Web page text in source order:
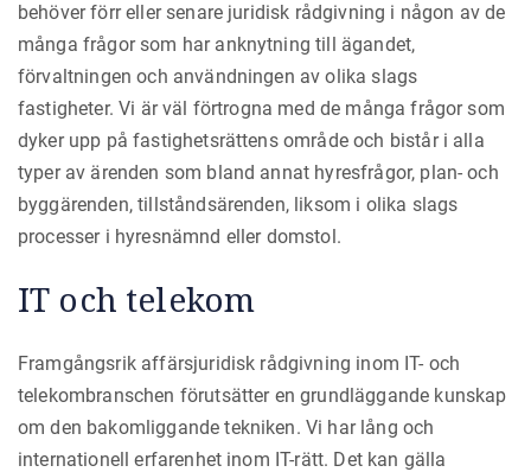
behöver förr eller senare juridisk rådgivning i någon av de
många frågor som har anknytning till ägandet,
förvaltningen och användningen av olika slags
fastigheter. Vi är väl förtrogna med de många frågor som
dyker upp på fastighetsrättens område och bistår i alla
typer av ärenden som bland annat hyresfrågor, plan- och
byggärenden, tillståndsärenden, liksom i olika slags
processer i hyresnämnd eller domstol.
IT och telekom
Framgångsrik affärsjuridisk rådgivning inom IT- och
telekombranschen förutsätter en grundläggande kunskap
om den bakomliggande tekniken. Vi har lång och
internationell erfarenhet inom IT-rätt. Det kan gälla